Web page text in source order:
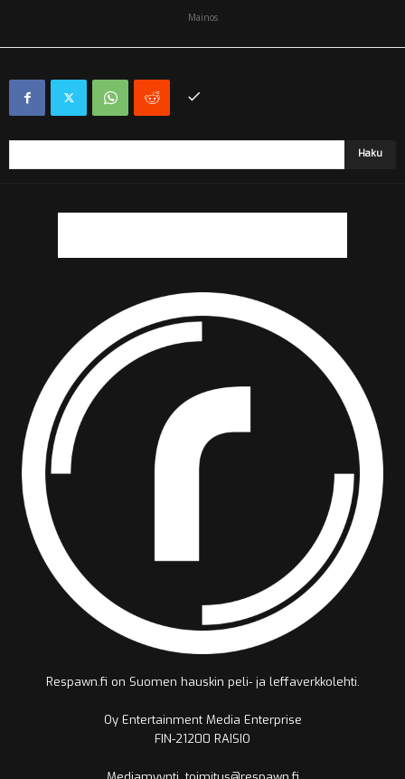
Mainos
Respawn.fi on Suomen hauskin peli- ja leffaverkkolehti.
Oy Entertainment Media Enterprise
FIN-21200 RAISIO